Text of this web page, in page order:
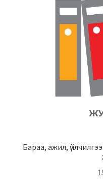
Бараа, ажил,